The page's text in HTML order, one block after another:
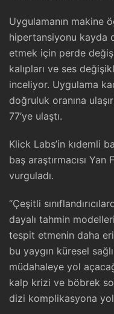
Uygulamanın makine
hipertansiyonu kayda
etmek için perde
kalıpları ve ses
inceliyor. Uygulama
doğruluk oranına
77’ye ulaştı.
Klick Labs’in kıdemli
baş araştırmacısı Yan
vurguladı.
“Çeşitli
dayalı tahmin
tespit etmenin daha
bu yaygın küresel
müdahaleye yol
kalp krizi ve böbrek
dizi komplikasyona